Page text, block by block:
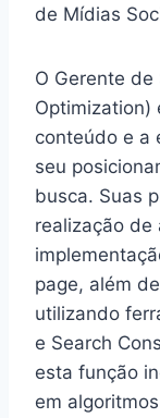
de Mídias
O Gerente de
Optimization)
conteúdo e a
seu
busca. Suas
realização de
page, além
utilizando
e Search
esta função
em